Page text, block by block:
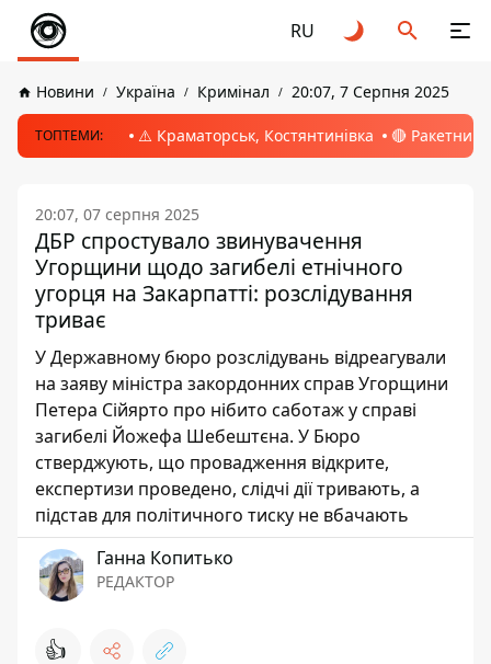
RU
Новини Україна Кримінал 20:07, 7 Серпня 2025
ТОПТЕМИ: ⚠️ Краматорськ, Костянтинівка 🔴 Ракетний
20:07, 07 серпня 2025
ДБР спростувало звинувачення
Угорщини щодо загибелі етнічного
угорця на Закарпатті: розслідування
триває
У Державному бюро розслідувань відреагували
на заяву міністра закордонних справ Угорщини
Петера Сійярто про нібито саботаж у справі
загибелі Йожефа Шебештєна. У Бюро
стверджують, що провадження відкрите,
експертизи проведено, слідчі дії тривають, а
підстав для політичного тиску не вбачають
Ганна Копитько
РЕДАКТОР
👍